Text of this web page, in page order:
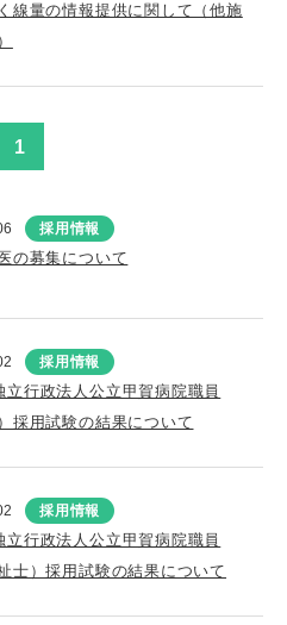
線量の情報提供に関して（他施
1
採用情報
の募集について
採用情報
立行政法人公立甲賀病院職員
採用試験の結果について
採用情報
立行政法人公立甲賀病院職員
士）採用試験の結果について